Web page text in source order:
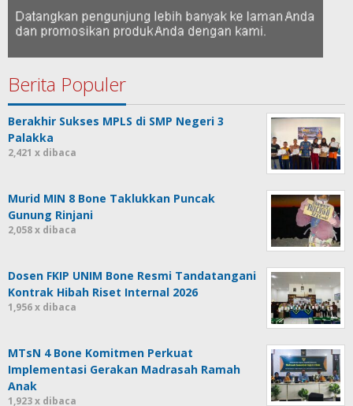
Berita Populer
Berakhir Sukses MPLS di SMP Negeri 3
Palakka
2,421 x dibaca
Murid MIN 8 Bone Taklukkan Puncak
Gunung Rinjani
2,058 x dibaca
Dosen FKIP UNIM Bone Resmi Tandatangani
Kontrak Hibah Riset Internal 2026
1,956 x dibaca
MTsN 4 Bone Komitmen Perkuat
Implementasi Gerakan Madrasah Ramah
Anak
1,923 x dibaca